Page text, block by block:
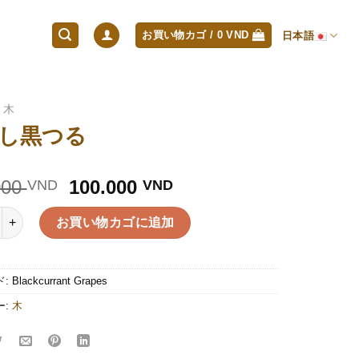
お買い物カゴ / 0VND 日本語
木
黒つる
VND
元
の
価
格
は
150.000 VND
で
た。
100.000 VND現
在
の
価
格
100.000 VND
お買い物カゴに追加
: Blackcurrant Grapes
: 木